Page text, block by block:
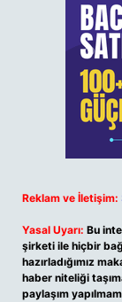
Reklam ve İletişim:
Yasal Uyarı: Bu
şirketi ile hiçbir
hazırladığımız
haber niteliği
paylaşım